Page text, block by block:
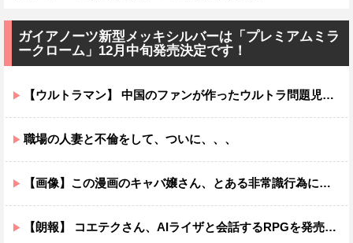
ガイアノーツ新型メッキシルバーは「プレミアムミラ
ークローム」12月中旬発売決定です！
【ウルトラマン】 中国のファンが作ったウルトラ問題児一覧ｗｗｗｗｗ
職場の人妻と不倫をして、ついに、、、
【画像】この漫画のキャバ嬢さん、とある非常識行為により太客を逃してしまうwww
【朗報】 コエテクさん、AIライザと会話するRPGを発売ｗｗｗｗｗｗｗｗｗｗｗｗ